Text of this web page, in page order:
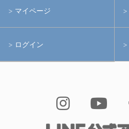
水中用品
フィッシュアイ
マイページ
ログイン